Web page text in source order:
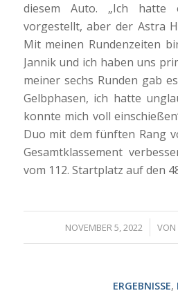
diesem Auto. „Ich hatte
vorgestellt, aber der Astra
Mit meinen Rundenzeiten
Jannik und ich haben uns
meiner sechs Runden gab
Gelbphasen, ich hatte
konnte mich voll
Duo mit dem fünften Rang
Gesamtklassement
vom 112. Startplatz auf den
NOVEMBER 5, 2022
/ VON
ERGEBNISSE,